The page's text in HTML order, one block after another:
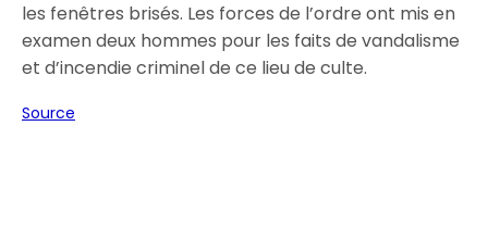
les fenêtres brisés. Les forces de l’ordre ont mis en
examen deux hommes pour les faits de vandalisme
et d’incendie criminel de ce lieu de culte.
Source